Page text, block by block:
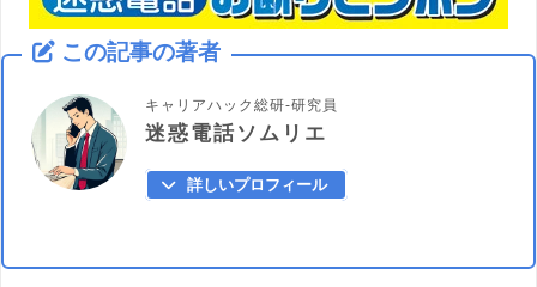
この記事の著者
キャリアハック総研-研究員
迷惑電話ソムリエ
詳しいプロフィール